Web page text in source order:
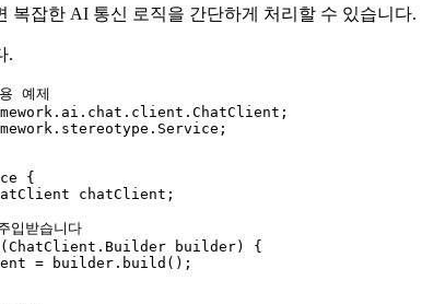
복잡한 AI 통신 로직을 간단하게 처리할 수 있습니다.
.
예제
{
chatClient;
받습니다
(ChatClient.Builder builder)
{
= builder.build();